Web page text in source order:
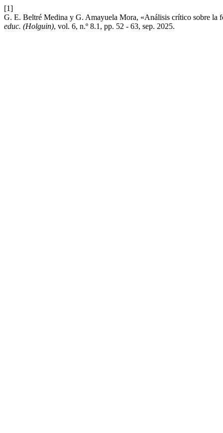
[1]
G. E. Beltré Medina y G. Amayuela Mora, «Análisis crítico sobre la
educ. (Holguin), vol. 6, n.º 8.1, pp. 52 - 63, sep. 2025.